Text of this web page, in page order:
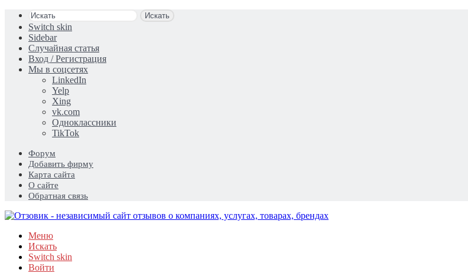
Искать
Switch skin
Sidebar
Случайная статья
Вход / Регистрация
Мы в соцсетях
LinkedIn
Yelp
Xing
vk.com
Одноклассники
TikTok
Форум
Добавить фирму
Карта сайта
О сайте
Обратная связь
Меню
Искать
Switch skin
Войти